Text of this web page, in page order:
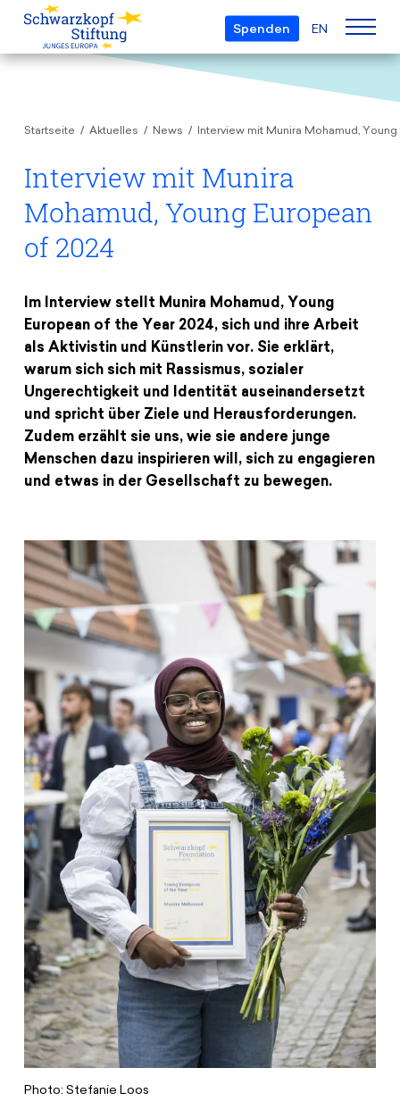
Spenden EN
Die Stiftung
Team
Gremien
Projekte
Understanding Europe
Junge Islam Konferenz
Junge Sicherheitskonferenz Europas
Zukunft D
Preise
Young European of the Year
Inge-Deutschkron-Preis
Kursangebot
Materialien
Reisestipendien
Europa Erleben
Bildungsreisen
Aktuelles
Veranstaltungen
News
Jobs
Presse
Spenden
Suche
Datenschutz
Impressum
Startseite Aktuelles News Interview mit Munira Mohamud,
Interview mit Munira
Mohamud, Young European
of 2024
Im Interview stellt Munira Mohamud, Young
European of the Year 2024, sich und ihre Arbeit
als Aktivistin und Künstlerin vor. Sie erklärt,
warum sich sich mit Rassismus, sozialer
Ungerechtigkeit und Identität auseinandersetzt
und spricht über Ziele und Herausforderungen.
Zudem erzählt sie uns, wie sie andere junge
Menschen dazu inspirieren will, sich zu engagieren
und etwas in der Gesellschaft zu bewegen.
Photo: Stefanie Loos